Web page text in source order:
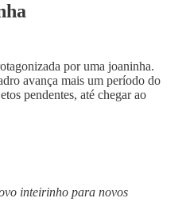
por uma joaninha.
avança mais um período do
pendentes, até chegar ao
inteirinho para novos